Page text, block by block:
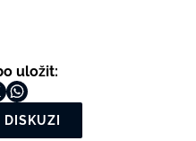
uložit:
DISKUZI